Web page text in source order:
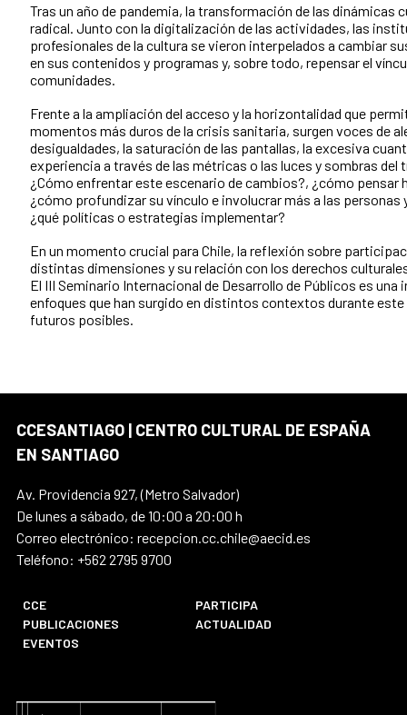
Tras un año de pandemia, la transformación de las dinámicas
radical. Junto con la digitalización de las actividades, las
profesionales de la cultura se vieron interpelados a cambiar
en sus contenidos y programas y, sobre todo, repensar el
comunidades.
Frente a la ampliación del acceso y la horizontalidad que
momentos más duros de la crisis sanitaria, surgen voces de
desigualdades, la saturación de las pantallas, la excesiva
experiencia a través de las métricas o las luces y sombras del
¿Cómo enfrentar este escenario de cambios?, ¿cómo pensar
¿cómo profundizar su vínculo e involucrar más a las personas
¿qué políticas o estrategias implementar?
En un momento crucial para Chile, la reflexión sobre
distintas dimensiones y su relación con los derechos
El III Seminario Internacional de Desarrollo de Públicos es
enfoques que han surgido en distintos contextos durante
futuros posibles.
CCESANTIAGO | CENTRO CULTURAL DE ESPAÑA
EN SANTIAGO
Av. Providencia 927, (Metro Salvador)
De lunes a sábado, de 10:00 a 20:00 h
Correo electrónico: recepcion.cc.chile@aecid.es
Teléfono: +562 2795 9700
CCE
PARTICIPA
PUBLICACIONES
ACTUALIDAD
EVENTOS